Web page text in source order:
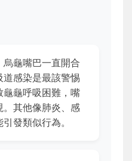
龜嘴巴一直開合
感染是最該警惕
龜龜呼吸困難，嘴
。其他像肺炎、感
發類似行為。